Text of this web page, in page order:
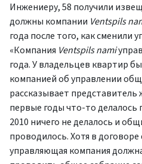
Инжениеру, 58 получили
должны компании Ventspils
года после того, как сменили
«Компания Ventspils nami
года. У владельцев квартир
компанией об управлении
рассказывает
первые годы что-то делалось
2010 ничего не делалось и
проводилось. Хотя в
управляющая компания